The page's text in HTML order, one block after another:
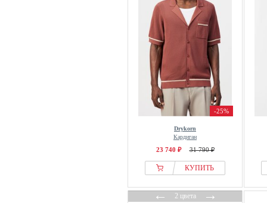
-25%
Drykorn
Кардиган
23 740 ₽ 31 790 ₽
КУПИТЬ
←2 цвета→